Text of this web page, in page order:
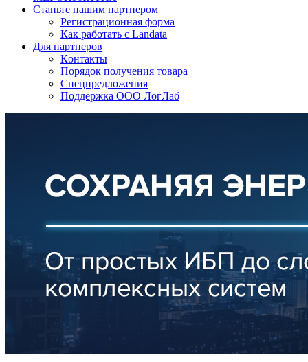
Станьте нашим партнером
Регистрационная форма
Как работать с Landata
Для партнеров
Кoнтaкты
Порядок получения товара
Спецпредложения
Поддержка ООО ЛогЛаб